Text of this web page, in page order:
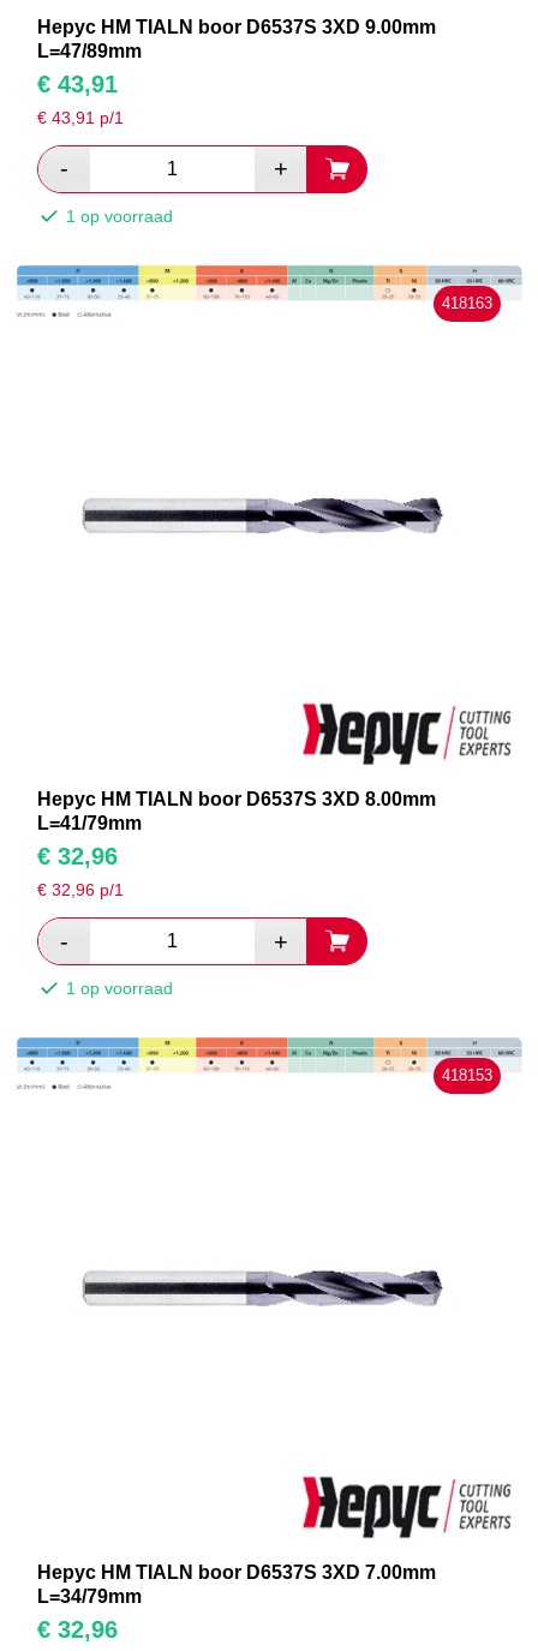
Hepyc HM TIALN boor D6537S 3XD 9.00mm
L=47/89mm
€ 43,91
€43,91 p/1
1 op voorraad
418163
Hepyc HM TIALN boor D6537S 3XD 8.00mm
L=41/79mm
€ 32,96
€32,96 p/1
1 op voorraad
418153
Hepyc HM TIALN boor D6537S 3XD 7.00mm
L=34/79mm
€ 32,96